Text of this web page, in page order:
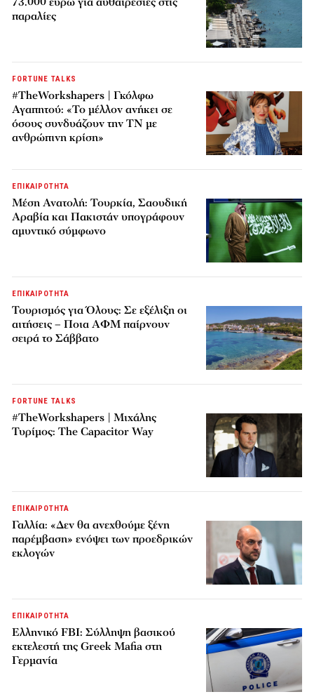
παραλίες
FORTUNE TALKS
#TheWorkshapers | Γκόλφω
Αγαπητού: «Το μέλλον ανήκει σε
όσους συνδυάζουν την ΤΝ με
ανθρώπινη κρίση»
ΕΠΙΚΑΙΡΟΤΗΤΑ
Μέση Ανατολή: Τουρκία, Σαουδική
Αραβία και Πακιστάν υπογράφουν
αμυντικό σύμφωνο
ΕΠΙΚΑΙΡΟΤΗΤΑ
Τουρισμός για Όλους: Σε εξέλιξη οι
αιτήσεις – Ποια ΑΦΜ παίρνουν
σειρά το Σάββατο
FORTUNE TALKS
#TheWorkshapers | Μιχάλης
Τυρίμος: The Capacitor Way
ΕΠΙΚΑΙΡΟΤΗΤΑ
Γαλλία: «Δεν θα ανεχθούμε ξένη
παρέμβαση» ενόψει των προεδρικών
εκλογών
ΕΠΙΚΑΙΡΟΤΗΤΑ
Ελληνικό FBI: Σύλληψη βασικού
εκτελεστή της Greek Mafia στη
Γερμανία